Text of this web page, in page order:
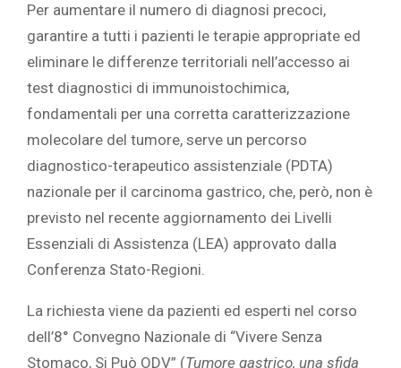
Per aumentare il numero di diagnosi precoci,
garantire a tutti i pazienti le terapie appropriate ed
eliminare le differenze territoriali nell’accesso ai
test diagnostici di immunoistochimica,
fondamentali per una corretta caratterizzazione
molecolare del tumore, serve un percorso
diagnostico-terapeutico assistenziale (PDTA)
nazionale per il carcinoma gastrico, che, però, non è
previsto nel recente aggiornamento dei Livelli
Essenziali di Assistenza (LEA) approvato dalla
Conferenza Stato-Regioni.
La richiesta viene da pazienti ed esperti nel corso
dell’8° Convegno Nazionale di “Vivere Senza
Stomaco, Si Può ODV” (Tumore gastrico, una sfida